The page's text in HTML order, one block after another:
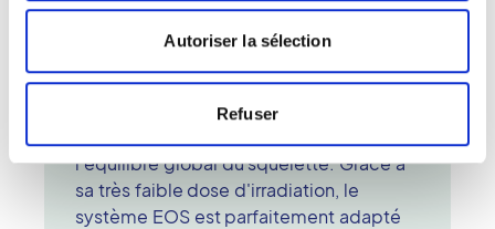
Autoriser la sélection
Refuser
de rayons X, orientés différemment,
tridimensionnelles précises. Le
radiologue interprète ensuite ces
l'équilibre global du squelette. Grâce à
sa très faible dose d'irradiation, le
système EOS est parfaitement adapté